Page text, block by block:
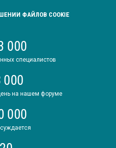
ФАЙЛОВ COOKIE
000
специалистов
000
на нашем форуме
000